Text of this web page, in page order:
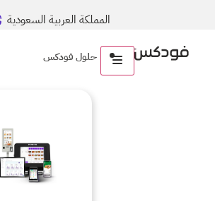
المملكة العربية السعودية
حلول فودكس